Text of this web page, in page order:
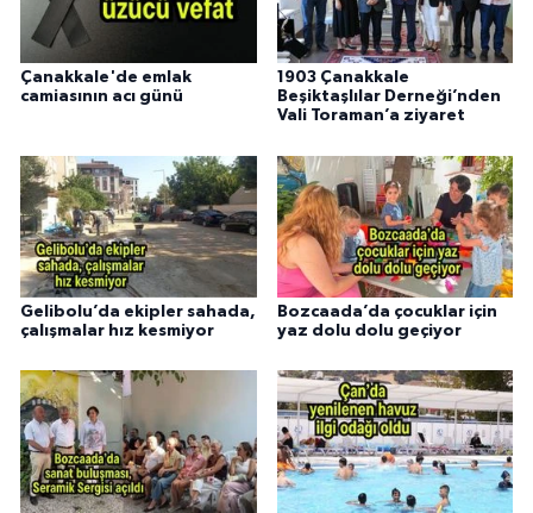
Çanakkale'de emlak
camiasının acı günü
1903 Çanakkale
Beşiktaşlılar Derneği’nden
Vali Toraman’a ziyaret
Gelibolu’da ekipler sahada,
çalışmalar hız kesmiyor
Bozcaada’da çocuklar için
yaz dolu dolu geçiyor